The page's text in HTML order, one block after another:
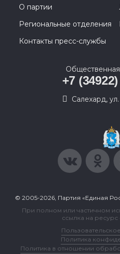
О партии
Региональные отделения
Контакты пресс-службы
+7
Салехард,
© 2005-2026, Партия «Единая
При полном или частичном
ссылка на ресурс
Политика
Политика в отношении